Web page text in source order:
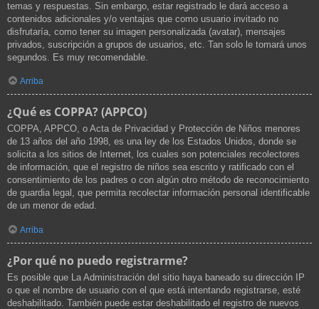
temas y respuestas. Sin embargo, estar registrado le dará acceso a
contenidos adicionales y/o ventajas que como usuario invitado no
disfrutaría, como tener su imagen personalizada (avatar), mensajes
privados, suscripción a grupos de usuarios, etc. Tan solo le tomará unos
segundos. Es muy recomendable.
Arriba
¿Qué es COPPA? (APPCO)
COPPA, APPCO, o Acta de Privacidad y Protección de Niños menores
de 13 años del año 1998, es una ley de los Estados Unidos, donde se
solicita a los sitios de Internet, los cuales son potenciales recolectores
de información, que el registro de niños sea escrito y ratificado con el
consentimiento de los padres o con algún otro método de reconocimiento
de guardia legal, que permita recolectar información personal identificable
de un menor de edad.
Arriba
¿Por qué no puedo registrarme?
Es posible que La Administración del sitio haya baneado su dirección IP
o que el nombre de usuario con el que está intentando registrarse, esté
deshabilitado. También puede estar deshabilitado el registro de nuevos